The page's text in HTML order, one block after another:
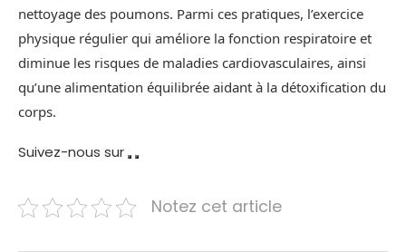
nettoyage des poumons. Parmi ces pratiques, l’exercice
physique régulier qui améliore la fonction respiratoire et
diminue les risques de maladies cardiovasculaires, ainsi
qu’une alimentation équilibrée aidant à la détoxification du
corps.
Suivez-nous sur
Notez cet article